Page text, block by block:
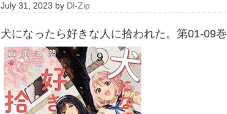
July 31, 2023 by Dl-Zip
犬になったら好きな人に拾われた。第01-09巻